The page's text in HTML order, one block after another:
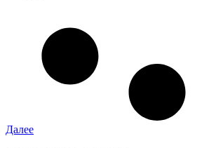
Далее